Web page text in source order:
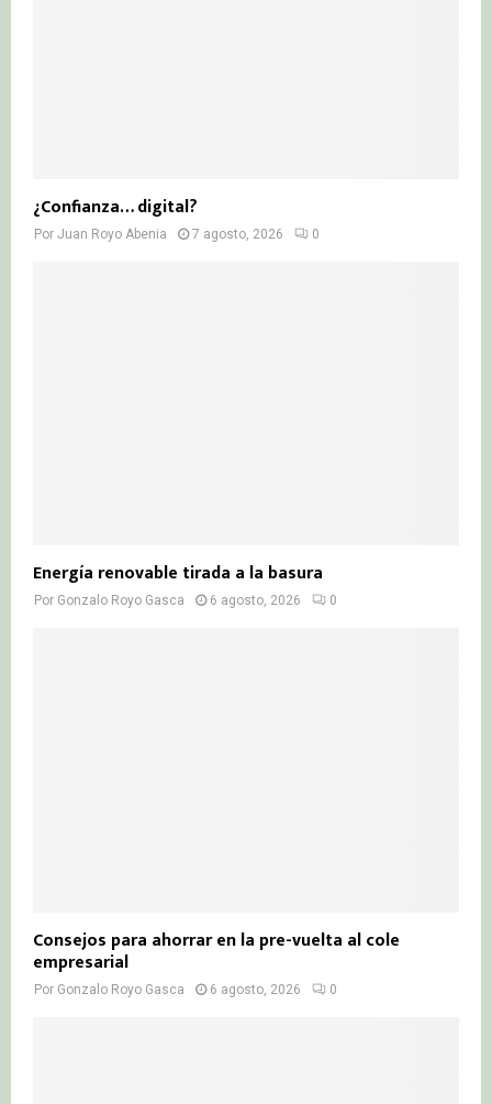
¿Confianza… digital?
Por Juan Royo Abenia 7 agosto, 2026 0
Energía renovable tirada a la basura
Por Gonzalo Royo Gasca 6 agosto, 2026 0
Consejos para ahorrar en la pre-vuelta al cole
empresarial
Por Gonzalo Royo Gasca 6 agosto, 2026 0